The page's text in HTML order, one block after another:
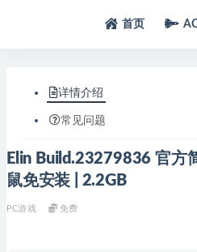
首页
详情介绍
常见问题
Elin Build.23279836 官方
鼠免安装 | 2.2GB
PC游戏 免费